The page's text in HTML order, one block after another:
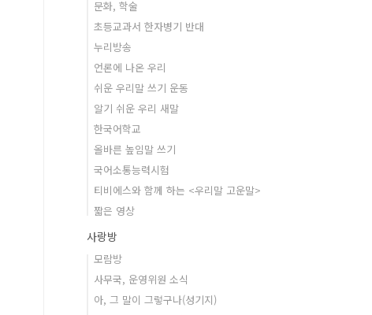
문화, 학술
초등교과서 한자병기 반대
누리방송
언론에 나온 우리
쉬운 우리말 쓰기 운동
알기 쉬운 우리 새말
한국어학교
올바른 높임말 쓰기
국어소통능력시험
티비에스와 함께 하는 <우리말 고운말>
짧은 영상
사랑방
모람방
사무국, 운영위원 소식
아, 그 말이 그렇구나(성기지)